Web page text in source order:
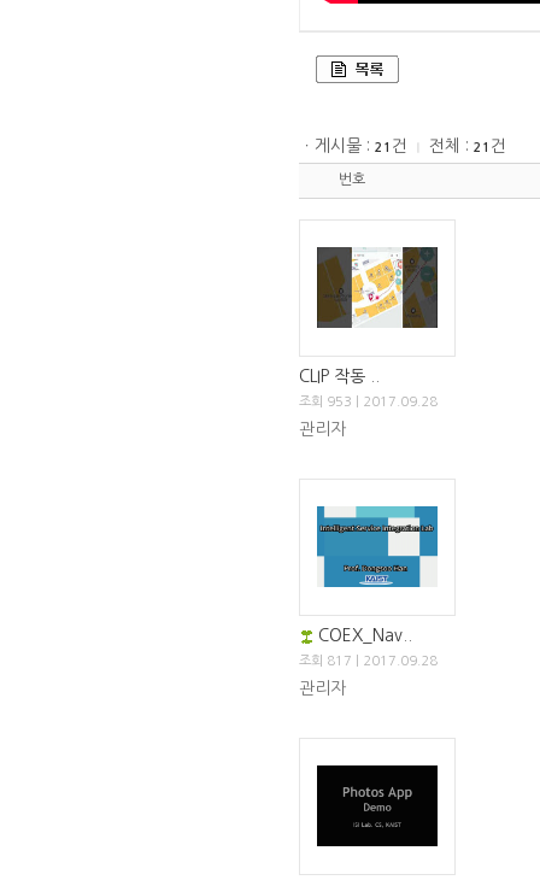
ㆍ게시물 : 21 건 전체 : 21 건
번호
CLIP 작동 ..
조회 953 | 2017.09.28
관리자
COEX_Nav..
조회 817 | 2017.09.28
관리자